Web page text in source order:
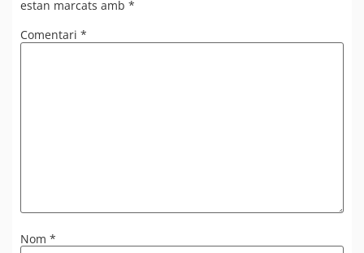
estan marcats amb *
Comentari *
Nom *